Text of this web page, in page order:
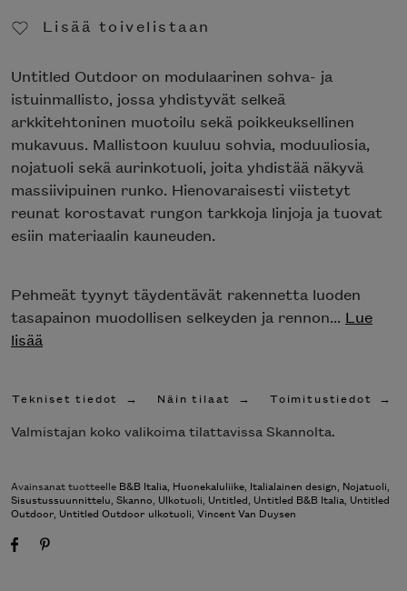
Lisää toivelistaan
Untitled Outdoor on modulaarinen sohva- ja
istuinmallisto, jossa yhdistyvät selkeä
arkkitehtoninen muotoilu sekä poikkeuksellinen
mukavuus. Mallistoon kuuluu sohvia, moduuliosia,
nojatuoli sekä aurinkotuoli, joita yhdistää näkyvä
massiivipuinen runko. Hienovaraisesti viistetyt
reunat korostavat rungon tarkkoja linjoja ja tuovat
esiin materiaalin kauneuden.
Pehmeät tyynyt täydentävät rakennetta luoden
tasapainon muodollisen selkeyden ja rennon... Lue
lisää
Tekniset tiedot Näin tilaat Toimitustiedot
Valmistajan koko valikoima tilattavissa Skannolta.
Avainsanat tuotteelle B&B Italia, Huonekaluliike, Italialainen design, Nojatuoli,
Sisustussuunnittelu, Skanno, Ulkotuoli, Untitled, Untitled B&B Italia, Untitled
Outdoor, Untitled Outdoor ulkotuoli, Vincent Van Duysen